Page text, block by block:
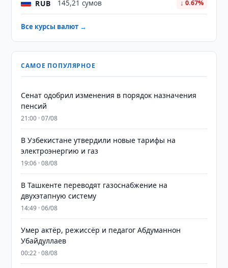
RUB 145,21 сумов ↓ 0.67%
Все курсы валют →
САМОЕ ПОПУЛЯРНОЕ
Сенат одобрил изменения в порядок назначения
пенсий
21:00 · 07/08
В Узбекистане утвердили новые тарифы на
электроэнергию и газ
19:06 · 08/08
В Ташкенте переводят газоснабжение на
двухэтапную систему
14:49 · 06/08
Умер актёр, режиссёр и педагог Абдуманнон
Убайдуллаев
00:22 · 08/08